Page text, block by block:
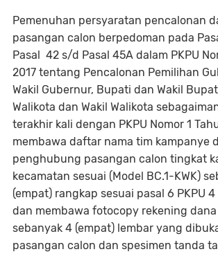
Pemenuhan persyaratan pencalonan
pasangan calon berpedoman pada
Pasal 42 s/d Pasal 45A dalam PKPU
2017 tentang Pencalonan Pemilihan
Wakil Gubernur, Bupati dan Wakil
Walikota dan Wakil Walikota
terakhir kali dengan PKPU Nomor 1
membawa daftar nama tim kampanye
penghubung pasangan calon tingkat
kecamatan sesuai (Model BC.1-KWK)
(empat) rangkap sesuai pasal 6 PKPU 4
dan membawa fotocopy rekening
sebanyak 4 (empat) lembar yang
pasangan calon dan spesimen tanda